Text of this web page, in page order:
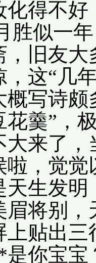
化得不
胜似一
，旧友
这“几
写诗
花羹”，
大来了
啦，觉
天生发
眉将别
上贴出
你宝宝